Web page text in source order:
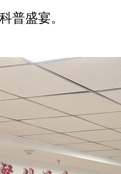
普盛宴。